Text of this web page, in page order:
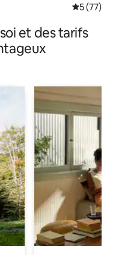
5 (77)
et des tarifs